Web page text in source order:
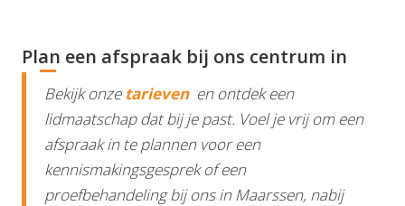
Plan een afspraak bij ons centrum in
Bekijk onze tarievenen ontdek een
lidmaatschap dat bij je past. Voel je vrij om een
afspraak in te plannen voor een
kennismakingsgesprek of een
proefbehandeling bij ons in Maarssen, nabij